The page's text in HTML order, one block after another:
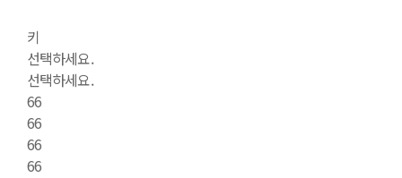
키
선택하세요.
선택하세요.
66
66
66
66